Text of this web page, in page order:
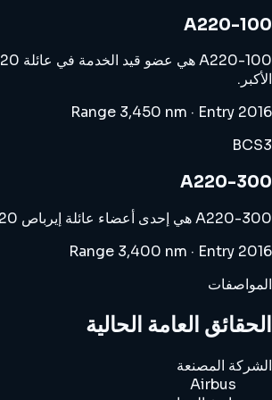
A220-100
الأكبر.
Range 3,450 nm · Entry 2016
BCS3
A220-300
A220-300 هي إحدى أعضاء عائلة إيرباص A220 أثناء الخدمة، والمعروفة بفرعها الأكبر الذي يُنظر إليه غالبًا على أنه المكان التجاري الرائع للعائلة.
Range 3,400 nm · Entry 2016
المواصفات
الحقائق العامة الحالية
الشركة المصنعة
Airbus